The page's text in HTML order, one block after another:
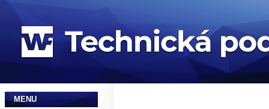
MENU